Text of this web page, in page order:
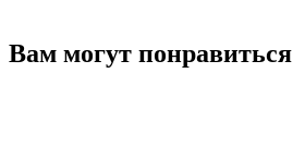
Вам могут понравиться